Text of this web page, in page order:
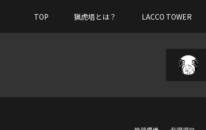
TOP 猟虎塔とは？ LACCO TOWER